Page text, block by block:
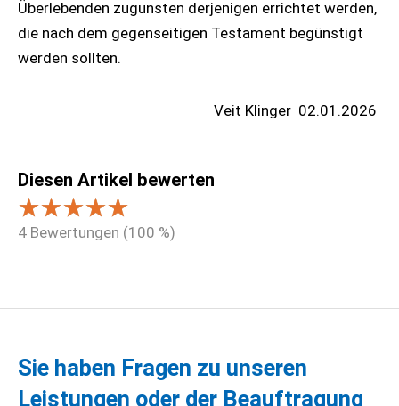
Überlebenden zugunsten derjenigen errichtet werden,
die nach dem gegenseitigen Testament begünstigt
werden sollten.
Veit Klinger 02.01.2026
Diesen Artikel bewerten
4 Bewertungen (100 %)
Sie haben Fragen zu unseren
Leistungen oder der Beauftragung